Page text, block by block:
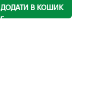
ДОДАТИ В КОШИК